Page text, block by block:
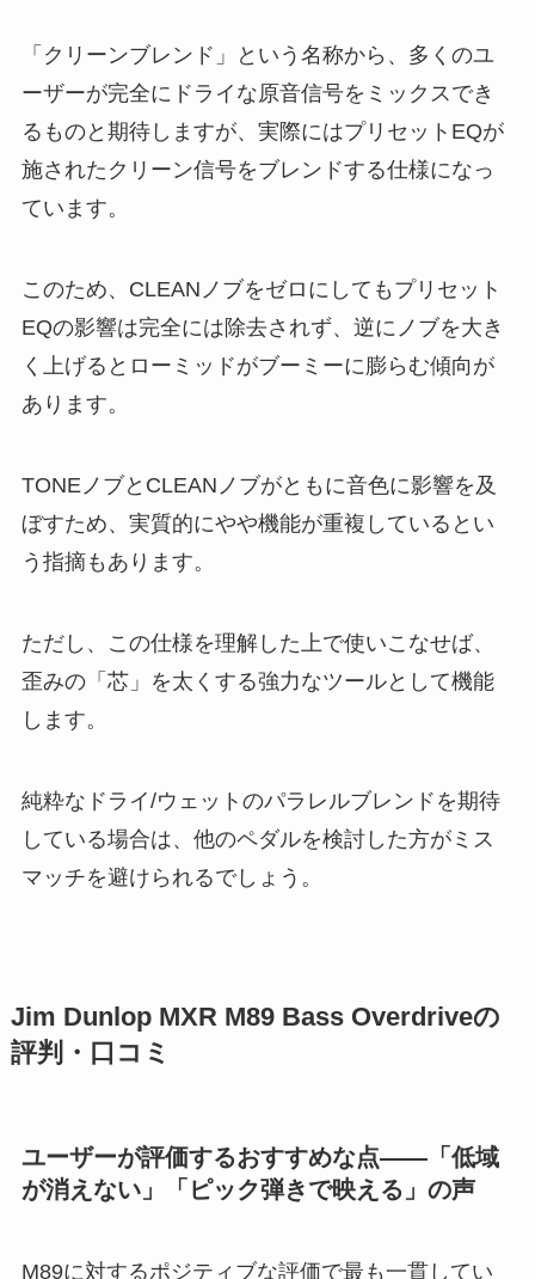
「クリーンブレンド」という名称から、多くのユ
ーザーが完全にドライな原音信号をミックスでき
るものと期待しますが、実際にはプリセットEQが
施されたクリーン信号をブレンドする仕様になっ
ています。
このため、CLEANノブをゼロにしてもプリセット
EQの影響は完全には除去されず、逆にノブを大き
く上げるとローミッドがブーミーに膨らむ傾向が
あります。
TONEノブとCLEANノブがともに音色に影響を及
ぼすため、実質的にやや機能が重複しているとい
う指摘もあります。
ただし、この仕様を理解した上で使いこなせば、
歪みの「芯」を太くする強力なツールとして機能
します。
純粋なドライ/ウェットのパラレルブレンドを期待
している場合は、他のペダルを検討した方がミス
マッチを避けられるでしょう。
Jim Dunlop MXR M89 Bass Overdriveの
評判・口コミ
ユーザーが評価するおすすめな点——「低域
が消えない」「ピック弾きで映える」の声
M89に対するポジティブな評価で最も一貫してい